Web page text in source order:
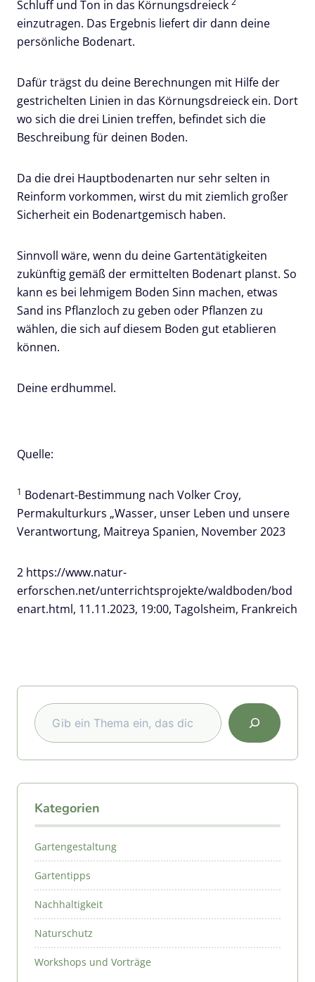
Schluff und Ton in das Körnungsdreieck
einzutragen. Das Ergebnis liefert dir dann deine
persönliche Bodenart.
Dafür trägst du deine Berechnungen mit Hilfe der
gestrichelten Linien in das Körnungsdreieck ein. Dort
wo sich die drei Linien treffen, befindet sich die
Beschreibung für deinen Boden.
Da die drei Hauptbodenarten nur sehr selten in
Reinform vorkommen, wirst du mit ziemlich großer
Sicherheit ein Bodenartgemisch haben.
Sinnvoll wäre, wenn du deine Gartentätigkeiten
zukünftig gemäß der ermittelten Bodenart planst. So
kann es bei lehmigem Boden Sinn machen, etwas
Sand ins Pflanzloch zu geben oder Pflanzen zu
wählen, die sich auf diesem Boden gut etablieren
können.
Deine erdhummel.
Quelle:
1 Bodenart-Bestimmung nach Volker Croy,
Permakulturkurs „Wasser, unser Leben und unsere
Verantwortung, Maitreya Spanien, November 2023
2 https://www.natur-
erforschen.net/unterrichtsprojekte/waldboden/bod
enart.html, 11.11.2023, 19:00, Tagolsheim, Frankreich
Suchen
Kategorien
Gartengestaltung
Gartentipps
Nachhaltigkeit
Naturschutz
Workshops und Vorträge